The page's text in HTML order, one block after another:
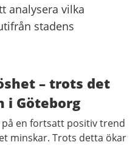
analysera vilka
stadens
– trots det
i Göteborg
en fortsatt positiv trend
minskar. Trots detta ökar